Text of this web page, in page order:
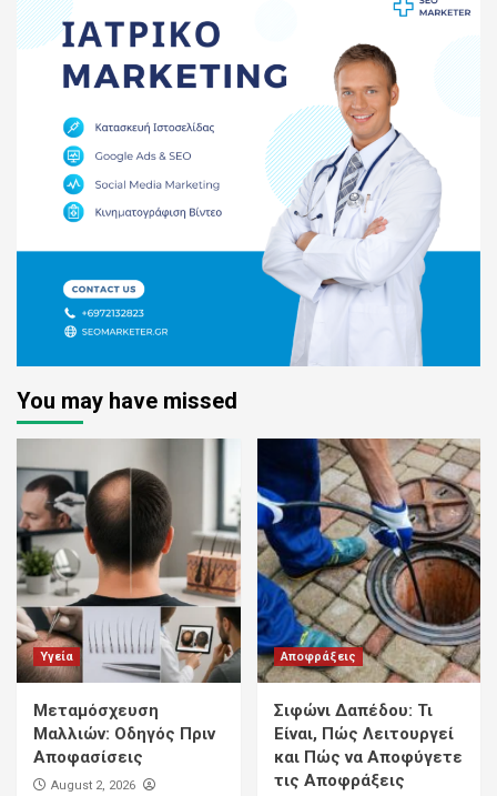
You may have missed
Υγεία
Μεταμόσχευση
Μαλλιών: Οδηγός Πριν
Αποφασίσεις
August 2, 2026
Αποφράξεις
Σιφώνι Δαπέδου: Τι
Είναι, Πώς Λειτουργεί
και Πώς να Αποφύγετε
τις Αποφράξεις